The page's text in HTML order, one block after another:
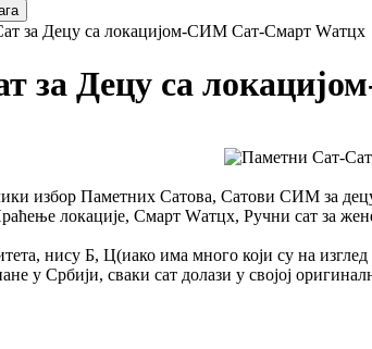
за Децу са локацијом-СИМ Сат-Смарт Wатцх
за Децу са
избор Паметних Сатова, Сатови СИМ за
локације, Смарт Wатцх, Ручни сат за
нису Б, Ц(иако има много који су на изглед
у Србији, сваки сат долази у својој